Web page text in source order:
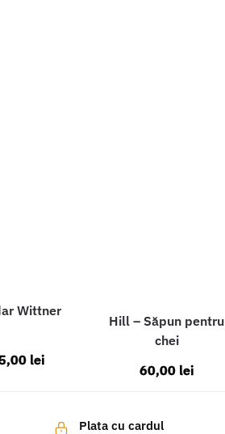
Wittner
lei
Hill – Săpun pentru
chei
60,00 lei
Plata cu cardul